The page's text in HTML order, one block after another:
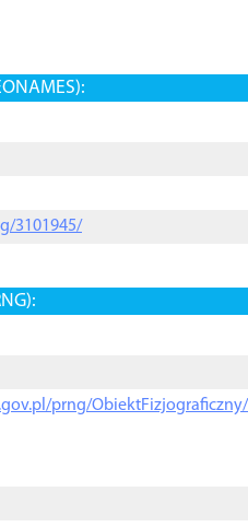
3101945/
prng/ObiektFizjograficzny/